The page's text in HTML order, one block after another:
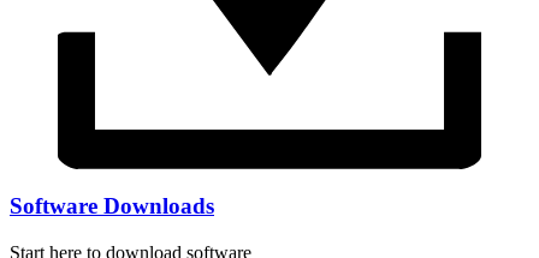
Software Downloads
Start here to download software